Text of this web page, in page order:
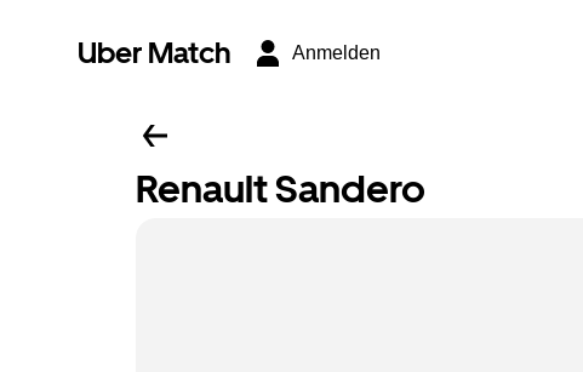
Uber Match Anmelden
Renault Sandero